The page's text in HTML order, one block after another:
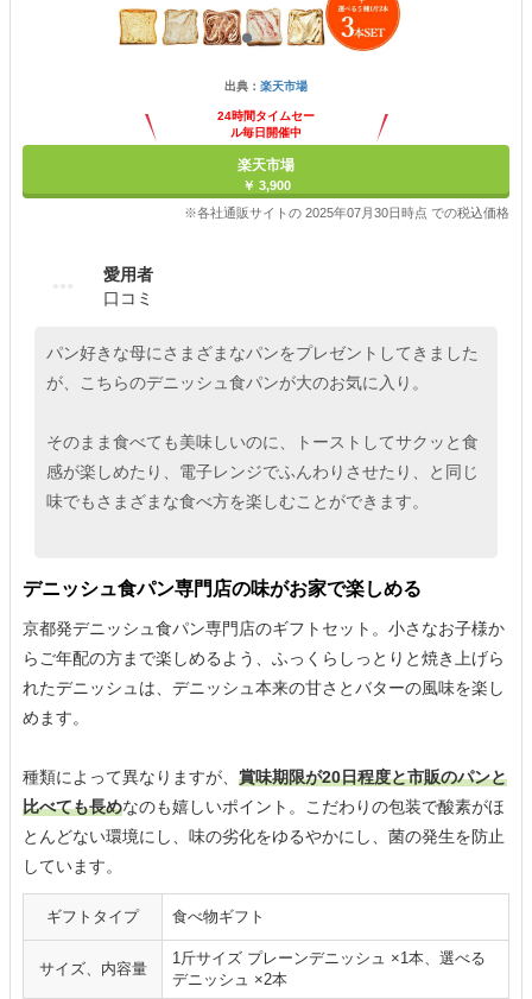
出典： 楽天市場
24時間タイムセー
ル毎日開催中
楽天市場
￥ 3,900
※各社通販サイトの 2025年07月30日時点 での税込価格
愛用者
口コミ
パン好きな母にさまざまなパンをプレゼントしてきました
が、こちらのデニッシュ食パンが大のお気に入り。
そのまま食べても美味しいのに、トーストしてサクッと食
感が楽しめたり、電子レンジでふんわりさせたり、と同じ
味でもさまざまな食べ方を楽しむことができます。
デニッシュ食パン専門店の味がお家で楽しめる
京都発デニッシュ食パン専門店のギフトセット。小さなお子様か
らご年配の方まで楽しめるよう、ふっくらしっとりと焼き上げら
れたデニッシュは、デニッシュ本来の甘さとバターの風味を楽し
めます。
種類によって異なりますが、 賞味期限が20日程度と市販のパンと
比べても長めなのも嬉しいポイント。こだわりの包装で酸素がほ
とんどない環境にし、味の劣化をゆるやかにし、菌の発生を防止
しています。
ギフトタイプ 食べ物ギフト
サイズ、内容量
1斤サイズ プレーンデニッシュ ×1本、選べる
デニッシュ ×2本